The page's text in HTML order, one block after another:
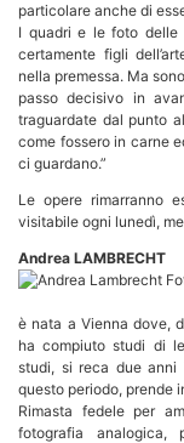
particolare anche di
I quadri e le foto delle
certamente figli
nella premessa. Ma
passo decisivo in
traguardate dal punto
come fossero in carne
ci guardano.”
Le opere rimarranno
visitabile ogni lunedì,
Andrea LAMBRECHT
è nata a Vienna dove,
ha compiuto studi di
studi, si reca due
questo periodo, prende
Rimasta fedele per
fotografia